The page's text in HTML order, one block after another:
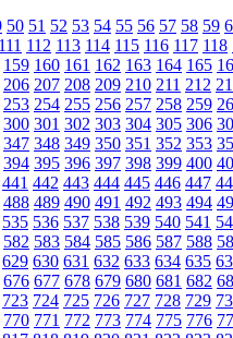
50 51 52 53 54 55 56 57 58 59
111 112 113 114 115 116 117 118
159 160 161 162 163 164 165
206 207 208 209 210 211 212
253 254 255 256 257 258 259
300 301 302 303 304 305 306
347 348 349 350 351 352 353
394 395 396 397 398 399 400
441 442 443 444 445 446 447
488 489 490 491 492 493 494
535 536 537 538 539 540 541
582 583 584 585 586 587 588
629 630 631 632 633 634 635
676 677 678 679 680 681 682
723 724 725 726 727 728 729
770 771 772 773 774 775 776